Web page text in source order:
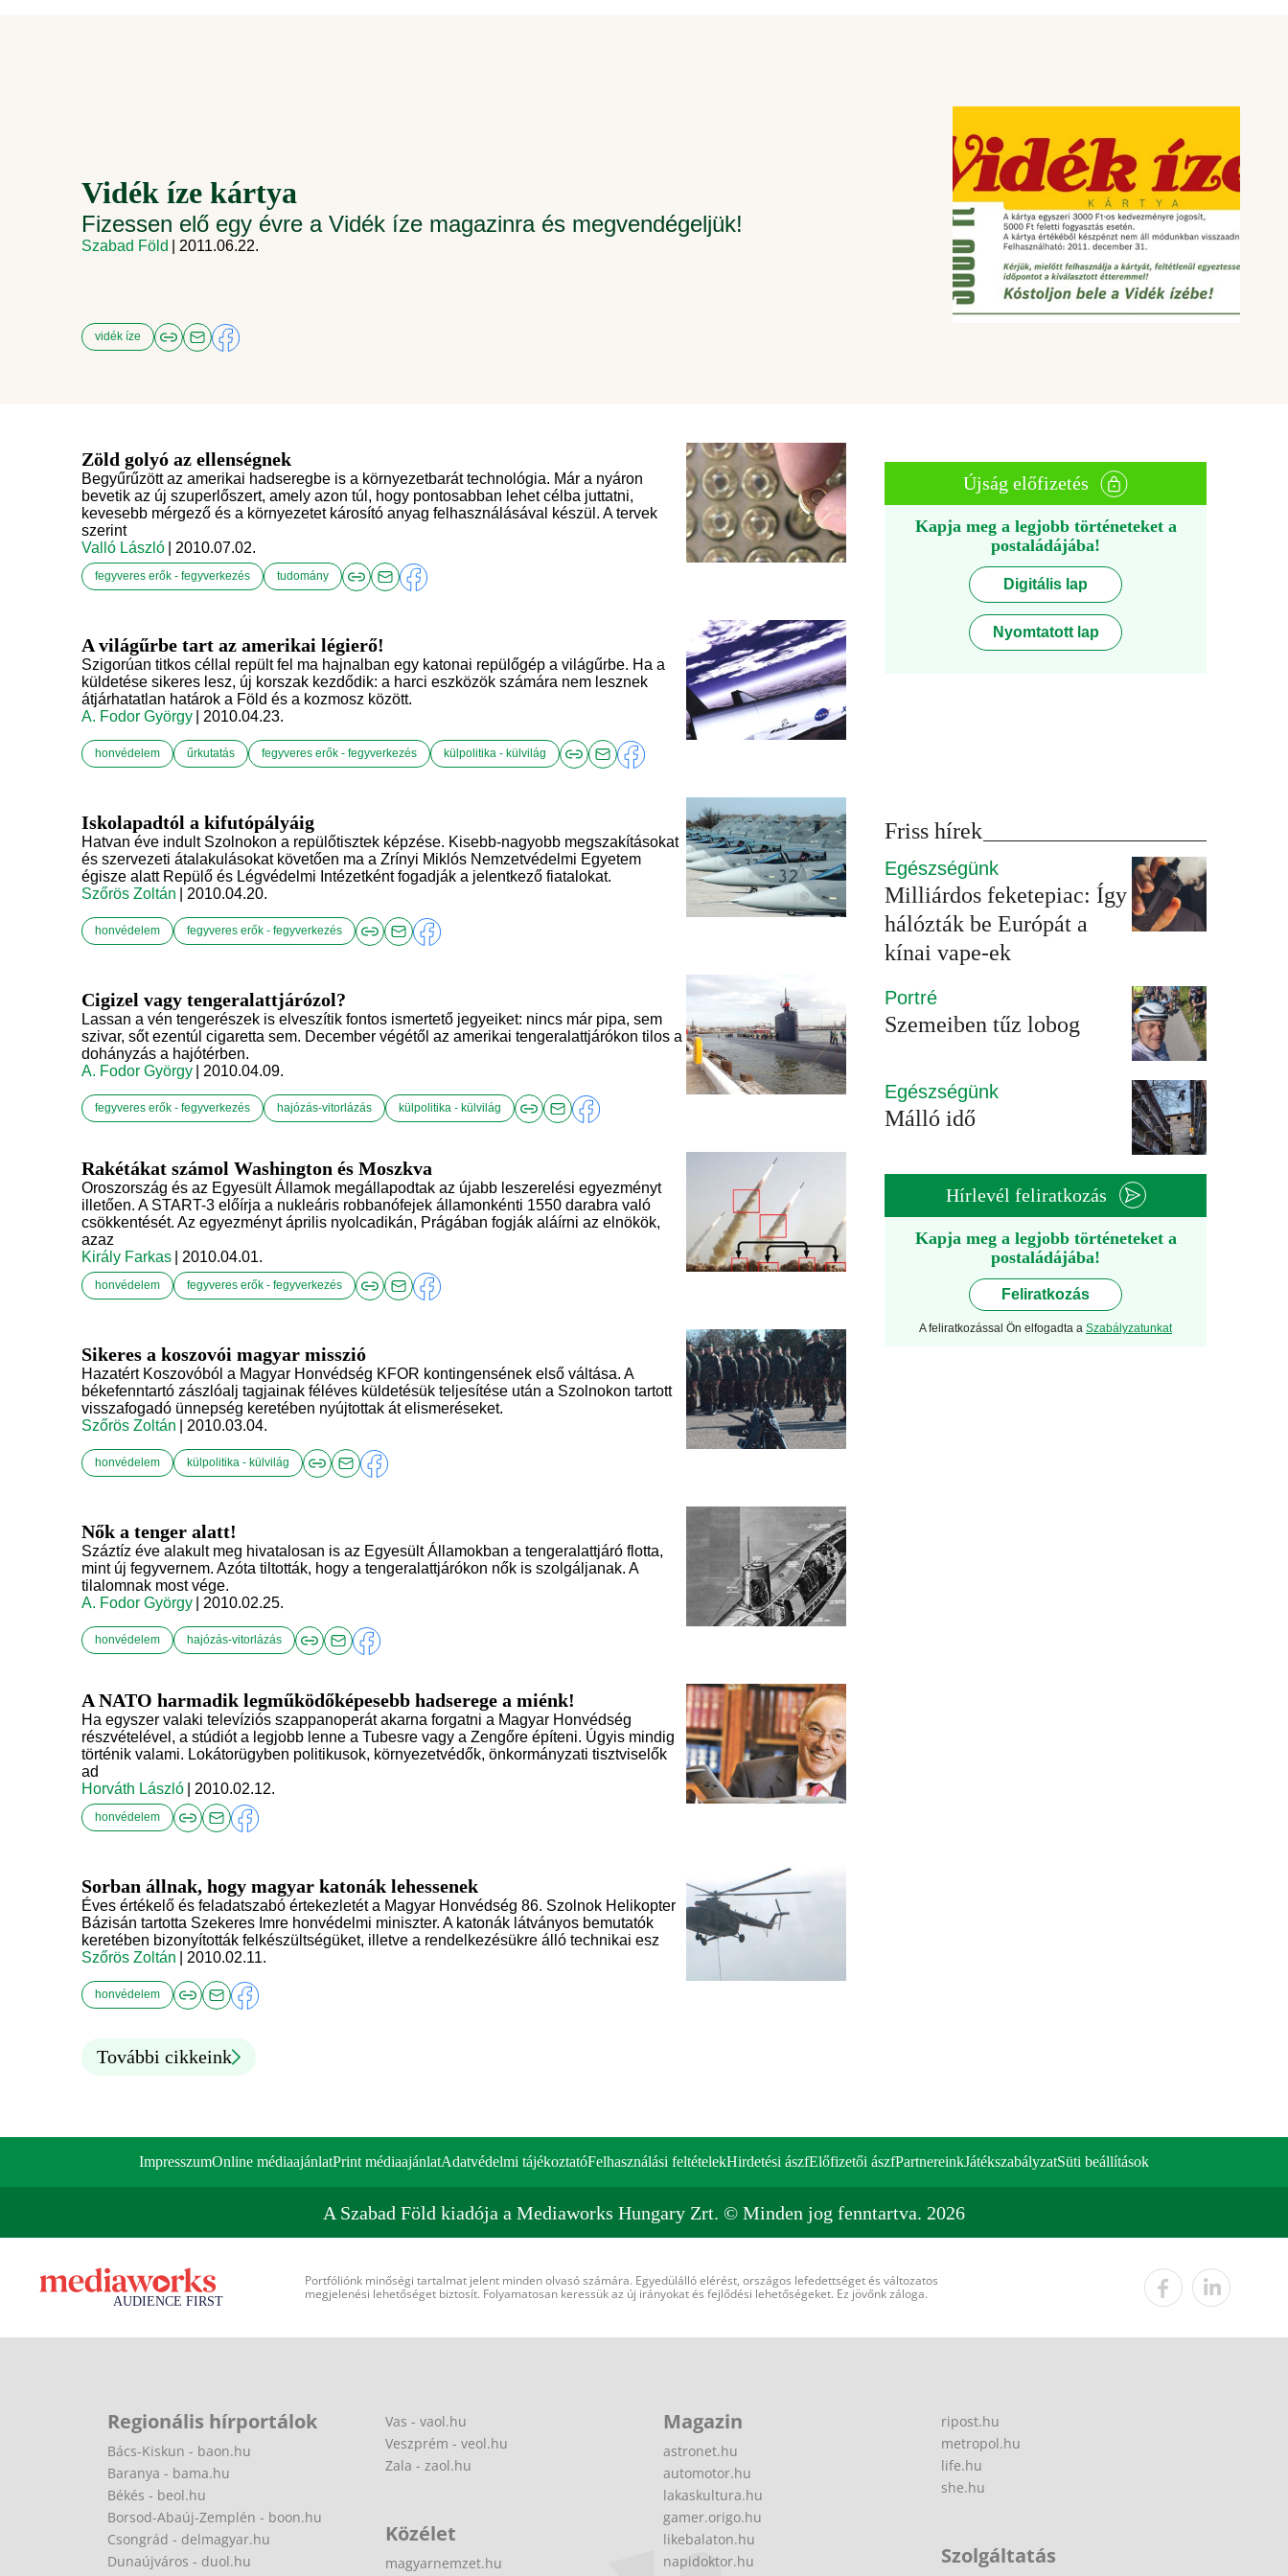
Vidék íze kártya
Fizessen elő egy évre a Vidék íze magazinra és megvendégeljük!
Szabad Föld | 2011.06.22.
vidék íze
Zöld golyó az ellenségnek
Begyűrűzött az amerikai hadseregbe is a környezetbarát technológia. Már a nyáron
bevetik az új szuperlőszert, amely azon túl, hogy pontosabban lehet célba juttatni,
kevesebb mérgező és a környezetet károsító anyag felhasználásával készül. A tervek
szerint
Valló László
| 2010.07.02.
fegyveres erők - fegyverkezés tudomány
A világűrbe tart az amerikai légierő!
Szigorúan titkos céllal repült fel ma hajnalban egy katonai repülőgép a világűrbe. Ha a
küldetése sikeres lesz, új korszak kezdődik: a harci eszközök számára nem lesznek
átjárhatatlan határok a Föld és a kozmosz között.
A. Fodor György
| 2010.04.23.
honvédelem űrkutatás fegyveres erők - fegyverkezés külpolitika - külvilág
Iskolapadtól a kifutópályáig
Hatvan éve indult Szolnokon a repülőtisztek képzése. Kisebb-nagyobb megszakításokat
és szervezeti átalakulásokat követően ma a Zrínyi Miklós Nemzetvédelmi Egyetem
égisze alatt Repülő és Légvédelmi Intézetként fogadják a jelentkező fiatalokat.
Szőrös Zoltán
| 2010.04.20.
honvédelem fegyveres erők - fegyverkezés
Cigizel vagy tengeralattjárózol?
Lassan a vén tengerészek is elveszítik fontos ismertető jegyeiket: nincs már pipa, sem
szivar, sőt ezentúl cigaretta sem. December végétől az amerikai tengeralattjárókon tilos a
dohányzás a hajótérben.
A. Fodor György
| 2010.04.09.
fegyveres erők - fegyverkezés hajózás-vitorlázás külpolitika - külvilág
Rakétákat számol Washington és Moszkva
Oroszország és az Egyesült Államok megállapodtak az újabb leszerelési egyezményt
illetően. A START-3 előírja a nukleáris robbanófejek államonkénti 1550 darabra való
csökkentését. Az egyezményt április nyolcadikán, Prágában fogják aláírni az elnökök,
azaz
Király Farkas
| 2010.04.01.
honvédelem fegyveres erők - fegyverkezés
Sikeres a koszovói magyar misszió
Hazatért Koszovóból a Magyar Honvédség KFOR kontingensének első váltása. A
békefenntartó zászlóalj tagjainak féléves küldetésük teljesítése után a Szolnokon tartott
visszafogadó ünnepség keretében nyújtottak át elismeréseket.
Szőrös Zoltán
| 2010.03.04.
honvédelem külpolitika - külvilág
Nők a tenger alatt!
Száztíz éve alakult meg hivatalosan is az Egyesült Államokban a tengeralattjáró flotta,
mint új fegyvernem. Azóta tiltották, hogy a tengeralattjárókon nők is szolgáljanak. A
tilalomnak most vége.
A. Fodor György
| 2010.02.25.
honvédelem hajózás-vitorlázás
A NATO harmadik legműködőképesebb hadserege a miénk!
Ha egyszer valaki televíziós szappanoperát akarna forgatni a Magyar Honvédség
részvételével, a stúdiót a legjobb lenne a Tubesre vagy a Zengőre építeni. Úgyis mindig
történik valami. Lokátorügyben politikusok, környezetvédők, önkormányzati tisztviselők
ad
Horváth László
| 2010.02.12.
honvédelem
Sorban állnak, hogy magyar katonák lehessenek
Éves értékelő és feladatszabó értekezletét a Magyar Honvédség 86. Szolnok Helikopter
Bázisán tartotta Szekeres Imre honvédelmi miniszter. A katonák látványos bemutatók
keretében bizonyították felkészültségüket, illetve a rendelkezésükre álló technikai esz
Szőrös Zoltán
| 2010.02.11.
honvédelem
További cikkeink
Újság előfizetés
Kapja meg a legjobb történeteket a
postaládájába!
Digitális lap
Nyomtatott lap
Friss hírek
Egészségünk
Milliárdos feketepiac: Így
hálózták be Európát a
kínai vape-ek
Portré
Szemeiben tűz lobog
Egészségünk
Málló idő
Hírlevél feliratkozás
Kapja meg a legjobb történeteket a
postaládájába!
Feliratkozás
A feliratkozással Ön elfogadta a Szabályzatunkat
ImpresszumOnline médiaajánlatPrint médiaajánlatAdatvédelmi tájékoztatóFelhasználási feltételekHirdetési ászfElőfizetői ászfPartnereinkJátékszabályzatSüti beállítások
A Szabad Föld kiadója a Mediaworks Hungary Zrt. © Minden jog fenntartva. 2026
Portfóliónk minőségi tartalmat jelent minden olvasó számára. Egyedülálló elérést, országos lefedettséget és változatos
megjelenési lehetőséget biztosít. Folyamatosan keressük az új irányokat és fejlődési lehetőségeket. Ez jövőnk záloga.
Regionális hírportálok
Bács-Kiskun - baon.hu
Baranya - bama.hu
Békés - beol.hu
Borsod-Abaúj-Zemplén - boon.hu
Csongrád - delmagyar.hu
Dunaújváros - duol.hu
Vas - vaol.hu
Veszprém - veol.hu
Zala - zaol.hu
Közélet
magyarnemzet.hu
Magazin
astronet.hu
automotor.hu
lakaskultura.hu
gamer.origo.hu
likebalaton.hu
napidoktor.hu
ripost.hu
metropol.hu
life.hu
she.hu
Szolgáltatás